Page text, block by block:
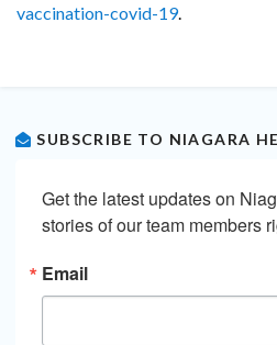
vaccination-covid-19.
SUBSCRIBE TO NIAGARA
Get the latest updates on
stories of our team members
Email